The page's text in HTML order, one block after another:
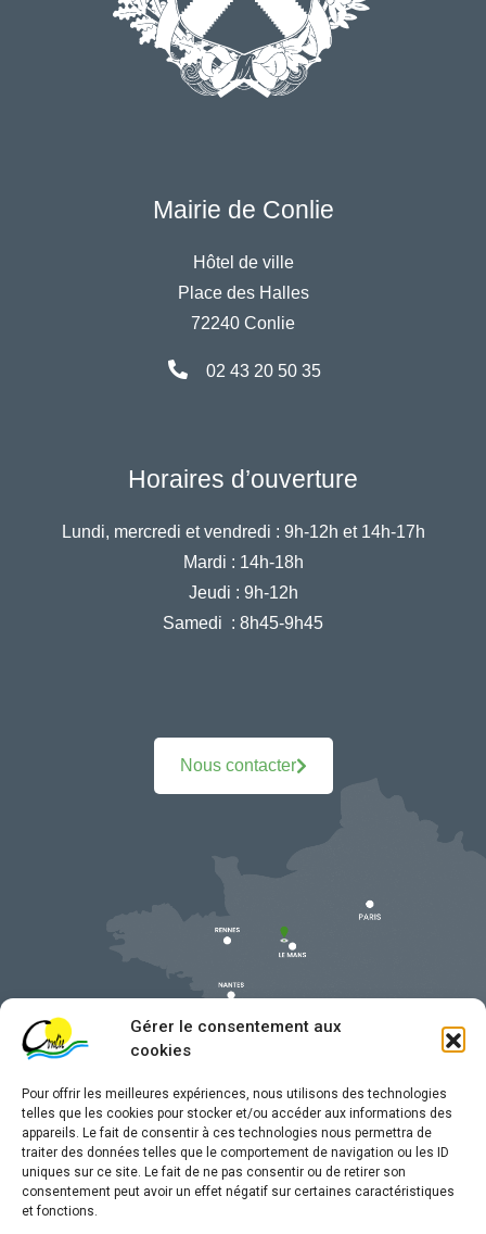
Gérer le consentement aux
cookies
Pour offrir les meilleures expériences, nous utilisons des technologies
telles que les cookies pour stocker et/ou accéder aux informations des
appareils. Le fait de consentir à ces technologies nous permettra de
traiter des données telles que le comportement de navigation ou les ID
uniques sur ce site. Le fait de ne pas consentir ou de retirer son
consentement peut avoir un effet négatif sur certaines caractéristiques
et fonctions.
Mairie de Conlie
Hôtel de ville
Place des Halles
72240 Conlie
02 43 20 50 35
Horaires d’ouverture
Lundi, mercredi et vendredi : 9h-12h et 14h-17h
Mardi : 14h-18h
Jeudi : 9h-12h
Samedi : 8h45-9h45
Nous contacter
Mentions légales